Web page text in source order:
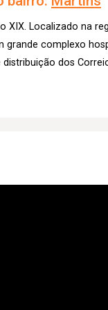
XIX. Localizado na
grande complexo
dos